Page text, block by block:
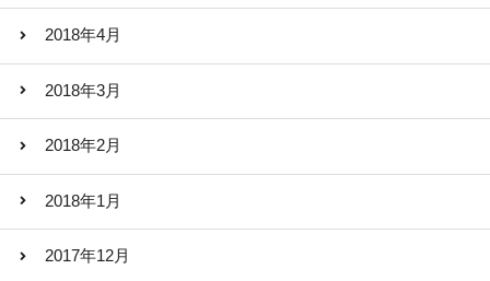
2018年4月
2018年3月
2018年2月
2018年1月
2017年12月